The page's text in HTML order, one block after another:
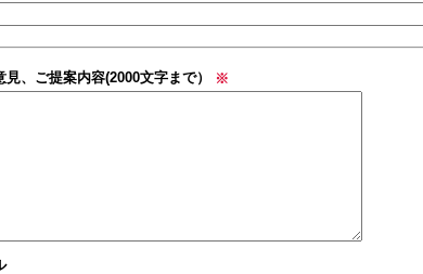
、ご提案内容(2000文字まで） ※